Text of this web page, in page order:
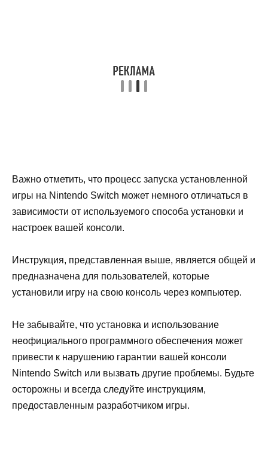
Важно отметить, что процесс запуска установленной
игры на Nintendo Switch может немного отличаться в
зависимости от используемого способа установки и
настроек вашей консоли.
Инструкция, представленная выше, является общей и
предназначена для пользователей, которые
установили игру на свою консоль через компьютер.
Не забывайте, что установка и использование
неофициального программного обеспечения может
привести к нарушению гарантии вашей консоли
Nintendo Switch или вызвать другие проблемы. Будьте
осторожны и всегда следуйте инструкциям,
предоставленным разработчиком игры.